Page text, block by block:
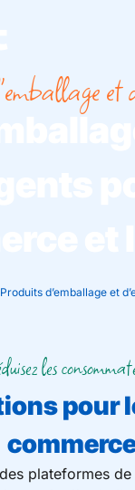
et
Produits d’emballage et
les
pour
plateformes